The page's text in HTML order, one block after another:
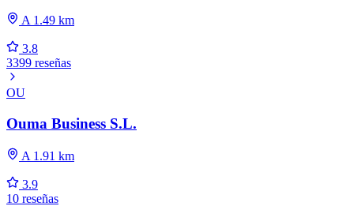
A 1.49 km
3.8
3399 reseñas
OU
Ouma Business S.L.
A 1.91 km
3.9
10 reseñas